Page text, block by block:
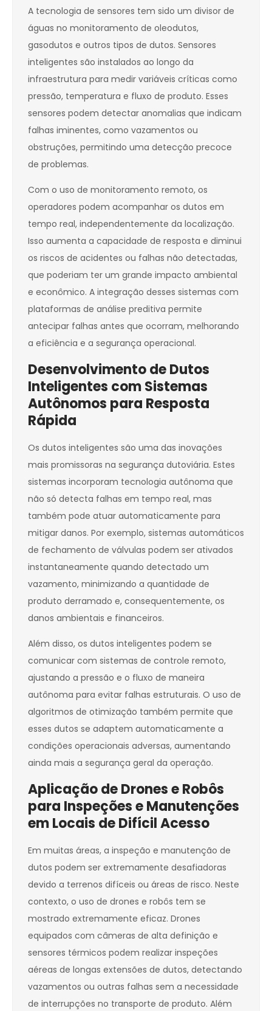
A tecnologia de sensores tem sido um divisor de
águas no monitoramento de oleodutos,
gasodutos e outros tipos de dutos. Sensores
inteligentes são instalados ao longo da
infraestrutura para medir variáveis críticas como
pressão, temperatura e fluxo de produto. Esses
sensores podem detectar anomalias que indicam
falhas iminentes, como vazamentos ou
obstruções, permitindo uma detecção precoce
de problemas.
Com o uso de monitoramento remoto, os
operadores podem acompanhar os dutos em
tempo real, independentemente da localização.
Isso aumenta a capacidade de resposta e diminui
os riscos de acidentes ou falhas não detectadas,
que poderiam ter um grande impacto ambiental
e econômico. A integração desses sistemas com
plataformas de análise preditiva permite
antecipar falhas antes que ocorram, melhorando
a eficiência e a segurança operacional.
Desenvolvimento de Dutos
Inteligentes com Sistemas
Autônomos para Resposta
Rápida
Os dutos inteligentes são uma das inovações
mais promissoras na segurança dutoviária. Estes
sistemas incorporam tecnologia autônoma que
não só detecta falhas em tempo real, mas
também pode atuar automaticamente para
mitigar danos. Por exemplo, sistemas automáticos
de fechamento de válvulas podem ser ativados
instantaneamente quando detectado um
vazamento, minimizando a quantidade de
produto derramado e, consequentemente, os
danos ambientais e financeiros.
Além disso, os dutos inteligentes podem se
comunicar com sistemas de controle remoto,
ajustando a pressão e o fluxo de maneira
autônoma para evitar falhas estruturais. O uso de
algoritmos de otimização também permite que
esses dutos se adaptem automaticamente a
condições operacionais adversas, aumentando
ainda mais a segurança geral da operação.
Aplicação de Drones e Robôs
para Inspeções e Manutenções
em Locais de Difícil Acesso
Em muitas áreas, a inspeção e manutenção de
dutos podem ser extremamente desafiadoras
devido a terrenos difíceis ou áreas de risco. Neste
contexto, o uso de drones e robôs tem se
mostrado extremamente eficaz. Drones
equipados com câmeras de alta definição e
sensores térmicos podem realizar inspeções
aéreas de longas extensões de dutos, detectando
vazamentos ou outras falhas sem a necessidade
de interrupções no transporte de produto. Além